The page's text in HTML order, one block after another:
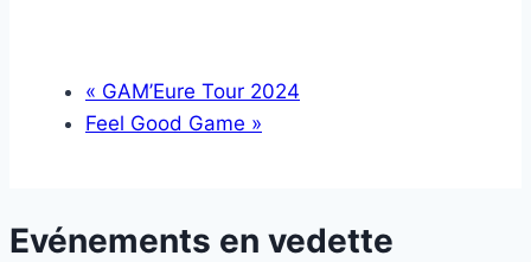
« GAM’Eure Tour 2024
Feel Good Game »
Evénements en vedette